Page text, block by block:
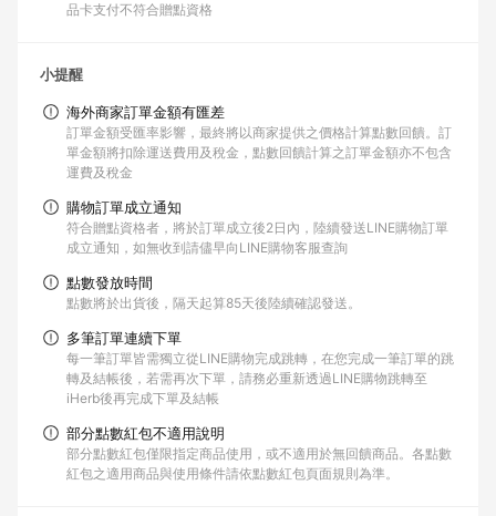
品卡支付不符合贈點資格
小提醒
海外商家訂單金額有匯差
訂單金額受匯率影響，最終將以商家提供之價格計算點數回饋。訂
單金額將扣除運送費用及稅金，點數回饋計算之訂單金額亦不包含
運費及稅金
購物訂單成立通知
符合贈點資格者，將於訂單成立後2日內，陸續發送LINE購物訂單
成立通知，如無收到請儘早向LINE購物客服查詢
點數發放時間
點數將於出貨後，隔天起算85天後陸續確認發送。
多筆訂單連續下單
每一筆訂單皆需獨立從LINE購物完成跳轉，在您完成一筆訂單的跳
轉及結帳後，若需再次下單，請務必重新透過LINE購物跳轉至
iHerb後再完成下單及結帳
部分點數紅包不適用說明
部分點數紅包僅限指定商品使用，或不適用於無回饋商品。各點數
紅包之適用商品與使用條件請依點數紅包頁面規則為準。